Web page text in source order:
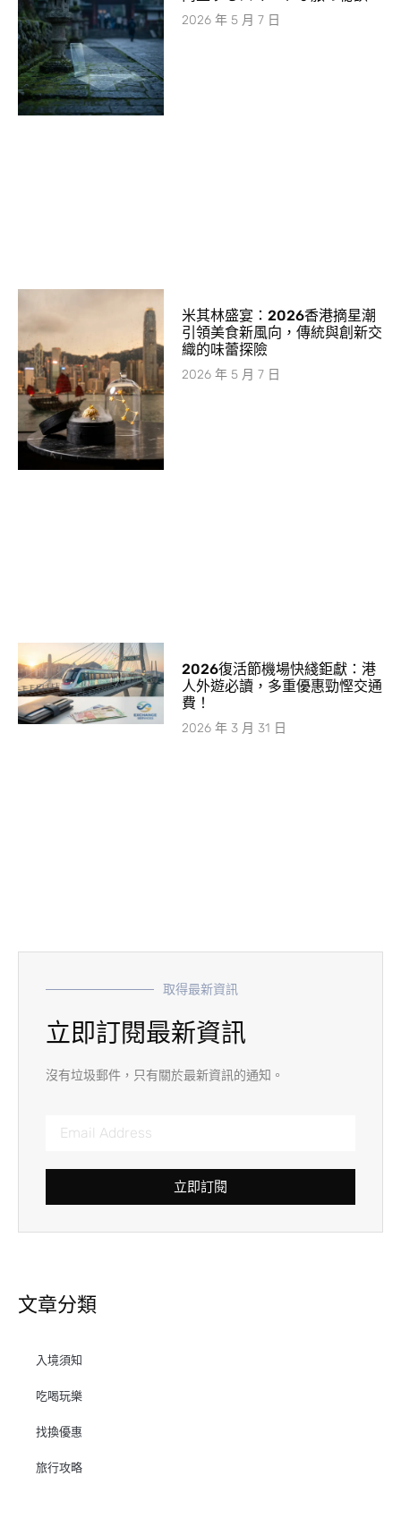
2026 年 5 月 7 日
米其林盛宴：2026香港摘星潮
引領美食新風向，傳統與創新交
織的味蕾探險
2026 年 5 月 7 日
2026復活節機場快綫鉅獻：港
人外遊必讀，多重優惠勁慳交通
費！
2026 年 3 月 31 日
取得最新資訊
立即訂閱最新資訊
沒有垃圾郵件，只有關於最新資訊的通知。
立即訂閱
文章分類
入境須知
吃喝玩樂
找換優惠
旅行攻略